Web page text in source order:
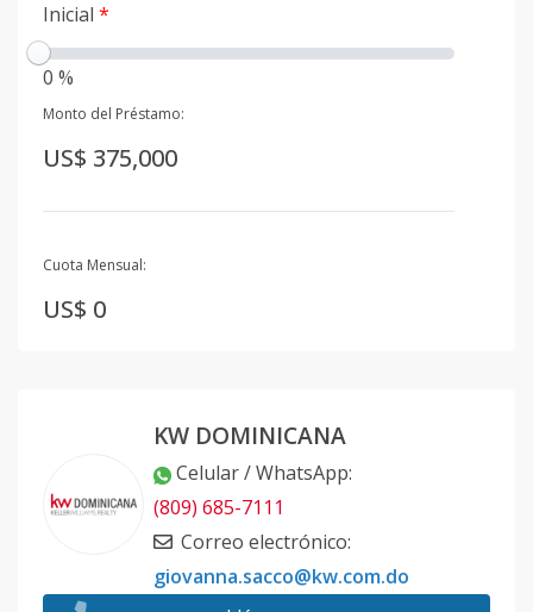
Inicial *
0 %
Monto del Préstamo:
US$ 375,000
Cuota Mensual:
US$ 0
KW DOMINICANA
Celular / WhatsApp:
(809) 685-7111
Correo electrónico:
giovanna.sacco@kw.com.do